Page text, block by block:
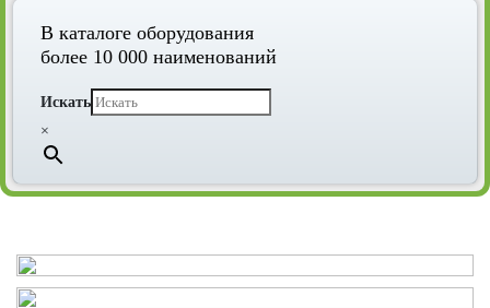
В каталоге оборудования
более 10 000 наименований
Искать
×